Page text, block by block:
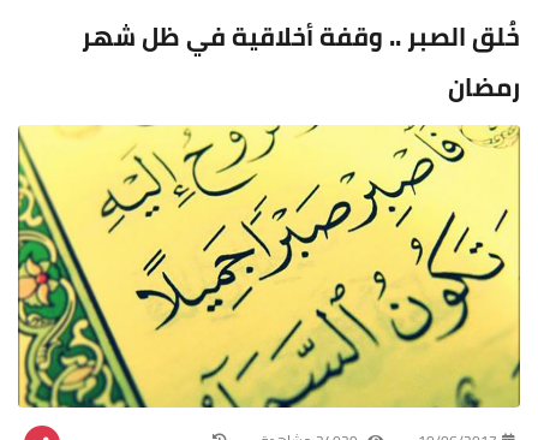
خُلق الصبر .. وقفة أخلاقية في ظل شهر
رمضان